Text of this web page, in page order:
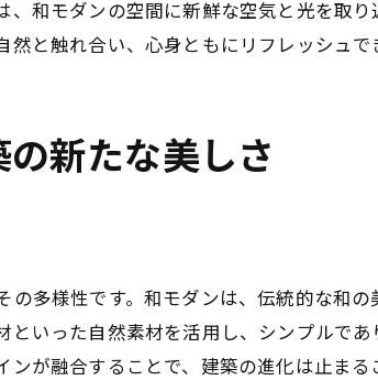
する和モダンの美しさとその魅力
の美しさを構成する要素
ざした美しさの秘密
に溶け込む和モダン建築
の風景が引き立てるデザイン
和モダンの空間に新鮮な空気と光を取
と触れ合い、心身ともにリフレッシュで
新たな美しさ
多様性です。和モダンは、伝統的な和
いった自然素材を活用し、シンプルで
が融合することで、建築の進化は止まる